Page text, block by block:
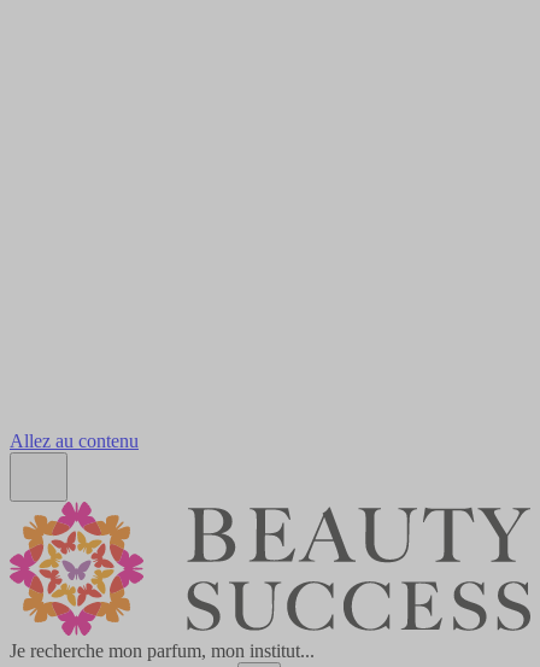
Allez au contenu
Je recherche mon parfum, mon institut...